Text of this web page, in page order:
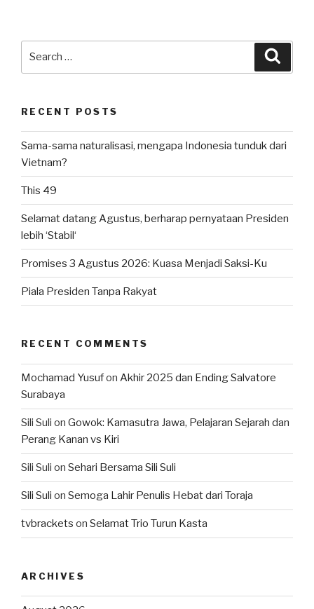
RECENT POSTS
Sama-sama naturalisasi, mengapa Indonesia tunduk dari
Vietnam?
This 49
Selamat datang Agustus, berharap pernyataan Presiden
lebih ‘Stabil‘
Promises 3 Agustus 2026: Kuasa Menjadi Saksi-Ku
Piala Presiden Tanpa Rakyat
RECENT COMMENTS
Mochamad Yusufon Akhir 2025 dan Ending Salvatore
Surabaya
Sili Suli on Gowok: Kamasutra Jawa, Pelajaran Sejarah dan
Perang Kanan vs Kiri
Sili Suli on Sehari Bersama Sili Suli
Sili Suli on Semoga Lahir Penulis Hebat dari Toraja
tvbrackets on Selamat Trio Turun Kasta
ARCHIVES